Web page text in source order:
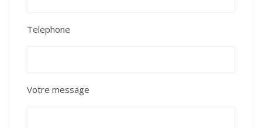
Telephone
Votre message